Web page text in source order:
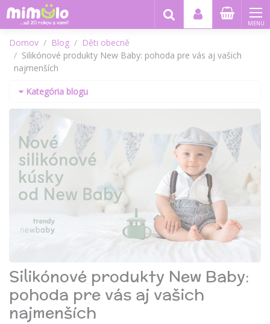
MENU
Domov Blog
Děti obecně
Silikónové produkty New Baby: pohoda pre vás aj vašich
najmenších
Silikónové produkty New Baby:
pohoda pre vás aj vašich
najmenších
Kategória blogu